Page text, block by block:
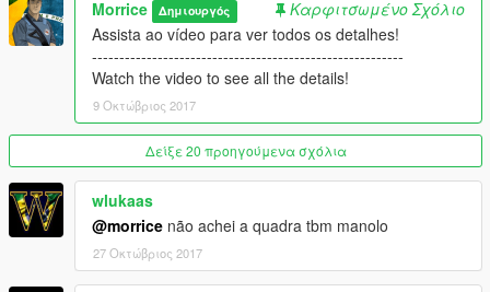
Morrice Δημιουργός
Καρφιτσωμένο Σχόλιο
Assista ao vídeo para ver todos os detalhes!
---------------------------------------------------------
Watch the video to see all the details!
9 Οκτώβριος 2017
Δείξε 20 προηγούμενα σχόλια
wlukaas
@morrice não achei a quadra tbm manolo
27 Οκτώβριος 2017